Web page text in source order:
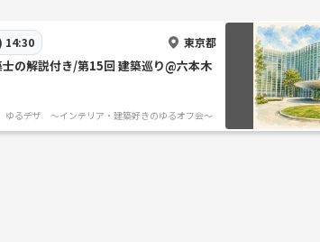
14:30 東京都
の解説付き/第15回 建築巡り@六本木
ゆるデザ 〜インテリア・建築好きのゆるオフ会〜